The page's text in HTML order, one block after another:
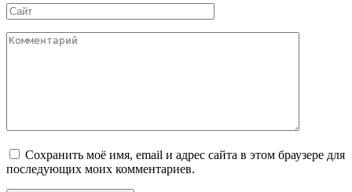
Сайт
Комментарий
Сохранить моё имя, email и адрес сайта в этом браузере для
последующих моих комментариев.